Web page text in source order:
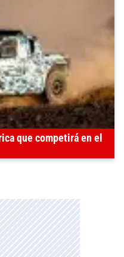
que competirá en el